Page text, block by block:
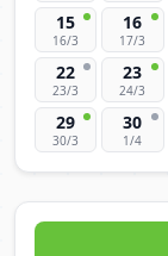
15
16/3
16
17/3
22
23/3
23
24/3
29
30/3
30
1/4